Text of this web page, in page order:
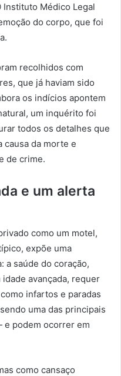
Instituto Médico Legal
do corpo, que foi
recolhidos com
que já haviam sido
os indícios apontem
um inquérito foi
todos os detalhes que
causa da morte e
de crime.
e um alerta
como um motel,
expõe uma
a saúde do coração,
avançada, requer
infartos e paradas
uma das principais
podem ocorrer em
como cansaço